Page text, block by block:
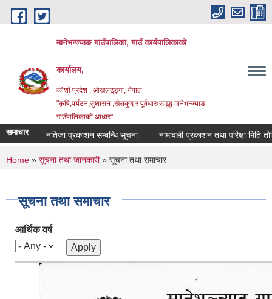
Skip to main content
मानेभन्ज्याङ गाउँपालिका, गाउँ कार्यपालिकाको
कार्यालय,
कोशी प्रदेश , ओखलढुङ्गा, नेपाल
"कृषि,पर्यटन,सुशासन ,खेलकुद र पूर्वधारःसमृद्ध मानेभन्ज्याङ
गाउँपालिकाको आधार"
समाचार
नतिजा प्रकाशन सम्बन्धि सूचना नामावली प्रकाशन तथा परिक्षा मिति तोकिएको
You are here
Home » सूचना तथा जानकारी» सूचना तथा समाचार
सूचना तथा समाचार
आर्थिक वर्ष